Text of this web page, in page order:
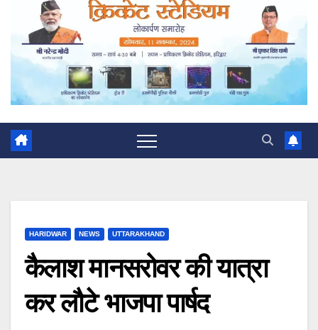
HARIDWAR NEWS UTTARAKHAND
कैलाश मानसरोवर की यात्रा
कर लौटे भाजपा पार्षद